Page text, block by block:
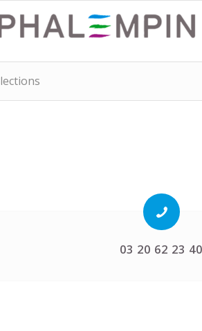
03 20 62 23 40